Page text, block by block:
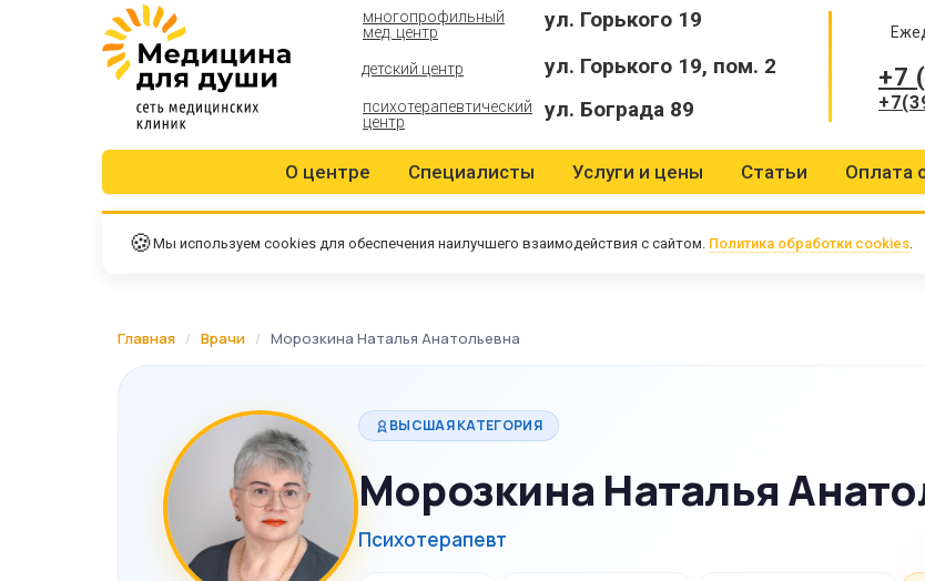
+7
ул. Горького 19
ул. Горького 19, пом. 2
ул. Бограда 89
психотерапевтический
центр
многопрофильный
мед. центр
детский центр
О центре Специалисты Услуги и цены Статьи Оплата
🍪Мы используем cookies для обеспечения наилучшего взаимодействия с сайтом. Политика обработки cookies.
Главная / Врачи / Морозкина Наталья Анатольевна
ВЫСШАЯ КАТЕГОРИЯ
Морозкина Наталья
Психотерапевт